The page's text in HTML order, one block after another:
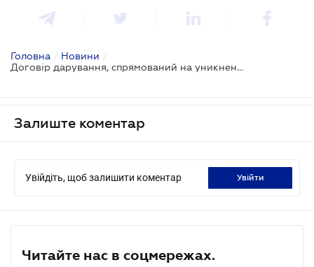
Головна / Новини /
Договір дарування, спрямований на уникнення звернення стягнення на майно, є фіктивним
Залиште коментар
Увійдіть, щоб залишити коментар увійти
Читайте нас в соцмережах.